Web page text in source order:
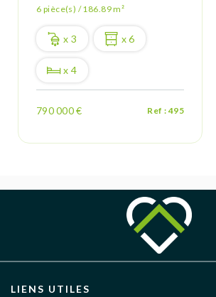
6 pièce(s) / 186.89 m²
x 3 x 6
x 4
790 000 € Ref : 495
LIENS UTILES